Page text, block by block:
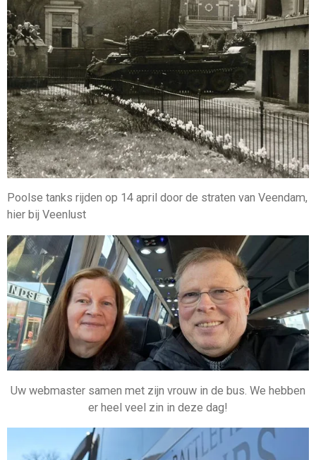
Poolse tanks rijden op 14 april door de straten van Veendam,
hier bij Veenlust
Uw webmaster samen met zijn vrouw in de bus. We hebben
er heel veel zin in deze dag!